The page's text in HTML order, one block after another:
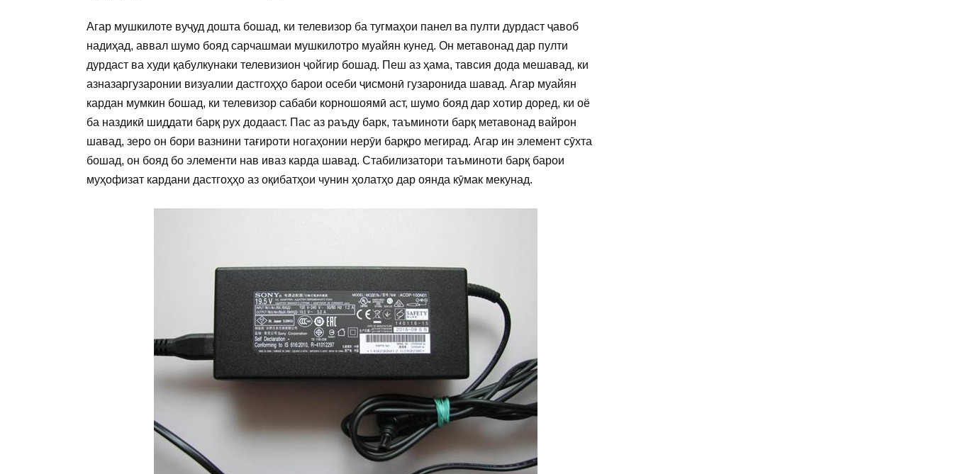
Агар мушкилоте вуҷуд дошта бошад, ки телевизор ба тугмаҳои панел ва пулти дурдаст ҷавоб
надиҳад, аввал шумо бояд сарчашмаи мушкилотро муайян кунед. Он метавонад дар пулти
дурдаст ва худи қабулкунаки телевизион ҷойгир бошад. Пеш аз ҳама, тавсия дода мешавад, ки
азназаргузаронии визуалии дастгоҳҳо барои осеби ҷисмонӣ гузаронида шавад. Агар муайян
кардан мумкин бошад, ки телевизор сабаби корношоямӣ аст, шумо бояд дар хотир доред, ки оё
ба наздикӣ шиддати барқ ​​рух додааст. Пас аз раъду барк, таъминоти барқ ​​метавонад вайрон
шавад, зеро он бори вазнини тағироти ногаҳонии нерӯи барқро мегирад. Агар ин элемент сӯхта
бошад, он бояд бо элементи нав иваз карда шавад. Стабилизатори таъминоти барқ ​​барои
муҳофизат кардани дастгоҳҳо аз оқибатҳои чунин ҳолатҳо дар оянда кӯмак мекунад.